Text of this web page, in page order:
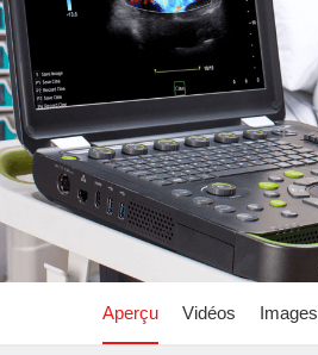
Aperçu Vidéos Images